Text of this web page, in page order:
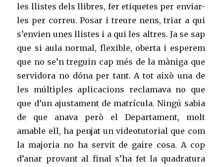
les llistes dels llibres, fer etiquetes per enviar-
les per correu. Posar i treure nens, triar a qui
s’envien unes llistes i a qui les altres. Ja se sap
que si aula normal, flexible, oberta i esperem
que no se’n treguin cap més de la màniga que
servidora no dóna per tant. A tot això una de
les múltiples aplicacions reclamava no que
que d’un ajustament de matrícula. Ningú sabia
de que anava però el Departament, molt
amable ell, ha penjat un videotutorial que com
la majoria no ha servit de gaire cosa. A cop
d’anar provant al final s’ha fet la quadratura